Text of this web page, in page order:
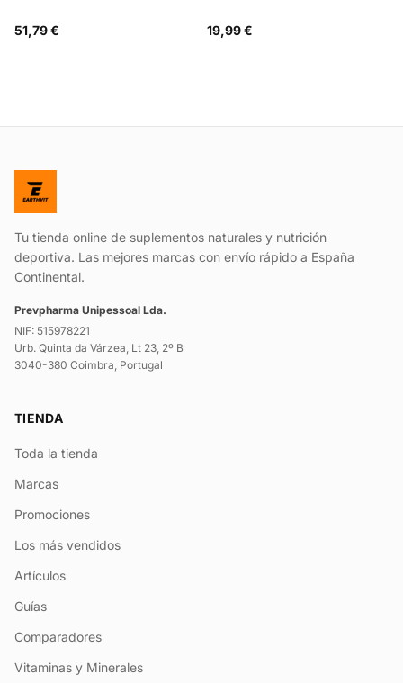
51,79 € 19,99 €
Tu tienda online de suplementos naturales y nutrición
deportiva. Las mejores marcas con envío rápido a España
Continental.
Prevpharma Unipessoal Lda.
NIF: 515978221
Urb. Quinta da Várzea, Lt 23, 2º B
3040-380 Coimbra, Portugal
TIENDA
Toda la tienda
Marcas
Promociones
Los más vendidos
Artículos
Guías
Comparadores
Vitaminas y Minerales